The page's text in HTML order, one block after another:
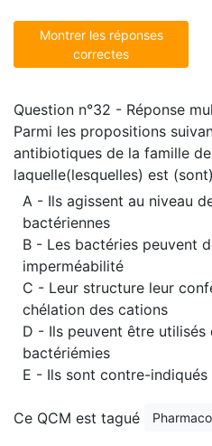
Montrer les réponses
correctes
Question n°32 - Réponse
Parmi les propositions
antibiotiques de la famille
laquelle(lesquelles) est
A - Ils agissent au niveau
bactériennes
B - Les bactéries peuvent
imperméabilité
C - Leur structure leur
chélation des cations
D - Ils peuvent être
bactériémies
E - Ils sont contre-
Ce QCM est tagué